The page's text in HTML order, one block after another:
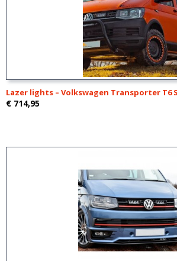
Lazer lights – Volkswagen Transporter T6
€ 714,95